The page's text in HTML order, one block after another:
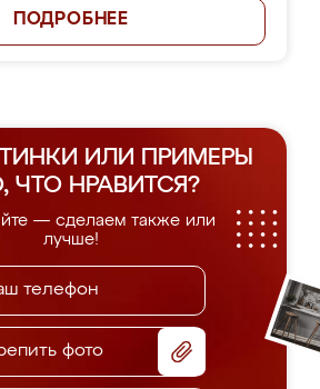
ПОДРОБНЕЕ
ИЛИ ПРИМЕРЫ
ЧТО НРАВИТСЯ?
— сделаем также или
лучше!
фото